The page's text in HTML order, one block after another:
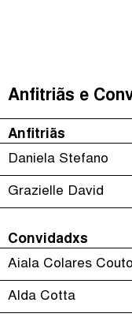
Impôts
The
Anfitriãs e
Anfitriãs
Daniela Stefano
Grazielle David
Convidadxs
Aiala Colares Couto
Alda Cotta